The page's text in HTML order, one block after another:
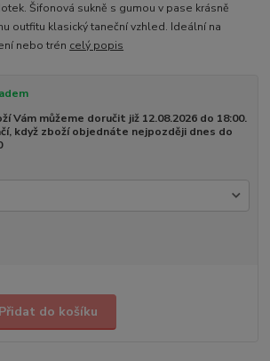
Šifonová sukně s gumou v pase krásně
outfitu klasický taneční vzhled. Ideální na
nebo trén celý popis
Vám můžeme doručit již 12.08.2026 do 18:00.
když zboží objednáte nejpozději dnes do
Přidat do košíku